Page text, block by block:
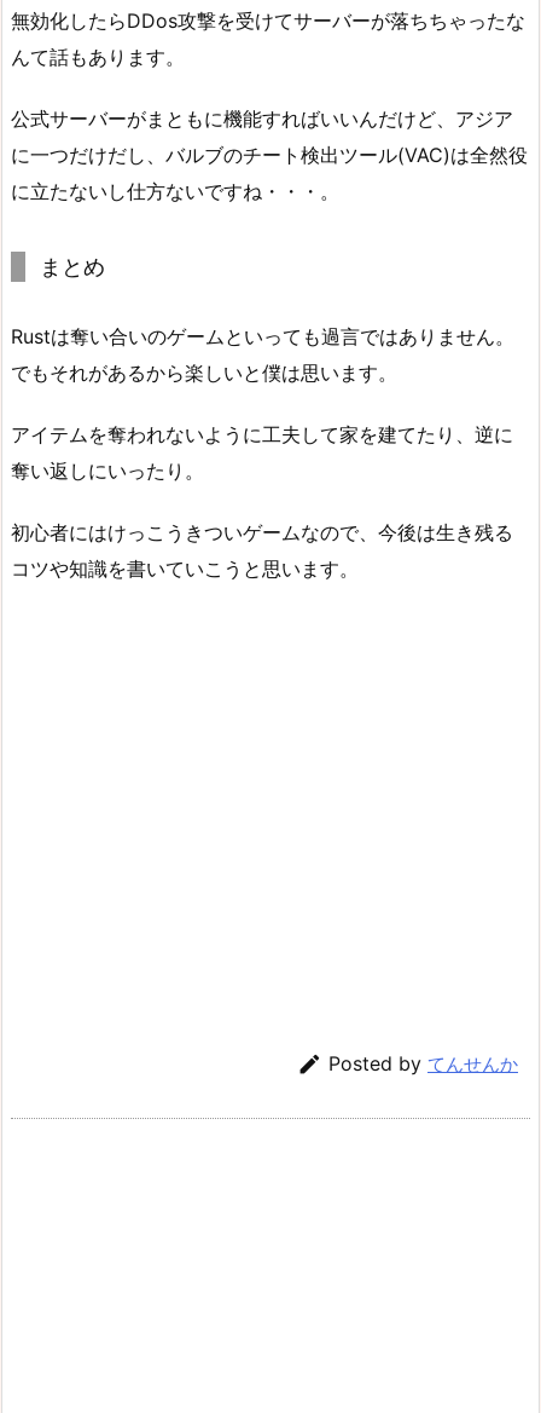
無効化したらDDos攻撃を受けてサーバーが落ちちゃったな
んて話もあります。
公式サーバーがまともに機能すればいいんだけど、アジア
に一つだけだし、バルブのチート検出ツール(VAC)は全然役
に立たないし仕方ないですね・・・。
まとめ
Rustは奪い合いのゲームといっても過言ではありません。
でもそれがあるから楽しいと僕は思います。
アイテムを奪われないように工夫して家を建てたり、逆に
奪い返しにいったり。
初心者にはけっこうきついゲームなので、今後は生き残る
コツや知識を書いていこうと思います。
 Posted by てんせんか